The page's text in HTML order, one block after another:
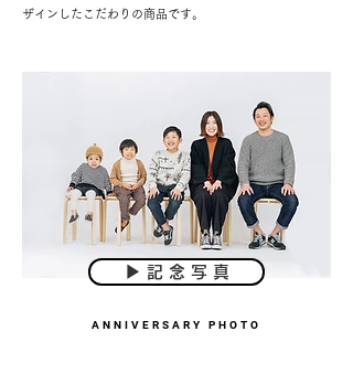
ザインしたこだわりの商品です。
ANNIVERSARY PHOTO
▶︎ 記 念 写 真